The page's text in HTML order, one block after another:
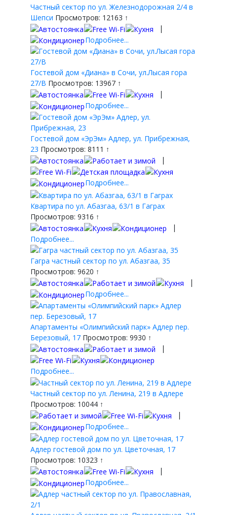
Частный сектор по ул. Железнодорожная 2/4 в
Шепси Просмотров: 12163 ↑
|
Подробнее...
Гостевой дом «Диана» в Сочи, ул.Лысая гора
27/В Просмотров: 13967 ↑
|
Подробнее...
Гостевой дом «ЭрЭм» Адлер, ул. Прибрежная,
23 Просмотров: 8111 ↑
|
Подробнее...
Квартира по ул. Абазгаа, 63/1 в Гаграх
Просмотров: 9316 ↑
|
Подробнее...
Гагра частный сектор по ул. Абазгаа, 35
Просмотров: 9620 ↑
|
Подробнее...
Апартаменты «Олимпийский парк» Адлер пер.
Березовый, 17 Просмотров: 9930 ↑
|
Подробнее...
Частный сектор по ул. Ленина, 219 в Адлере
Просмотров: 10044 ↑
|
Подробнее...
Адлер гостевой дом по ул. Цветочная, 17
Просмотров: 10323 ↑
|
Подробнее...